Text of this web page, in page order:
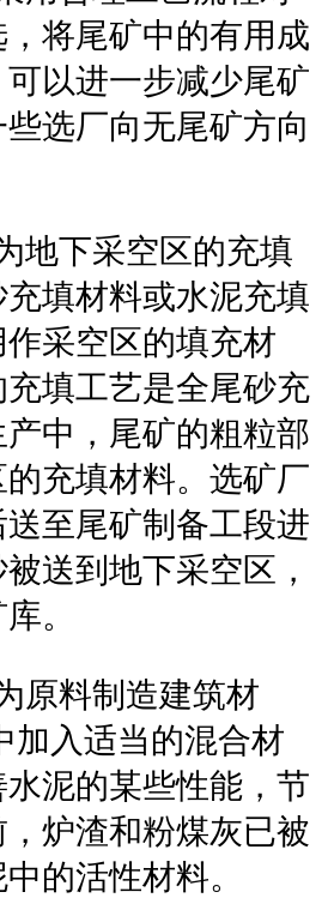
将尾矿中的有用成
以进一步减少尾矿
选厂向无尾矿方向
地下采空区的充填
填材料或水泥充填
采空区的填充材
填工艺是全尾砂充
中，尾矿的粗粒部
充填材料。选矿厂
至尾矿制备工段进
送到地下采空区，
。
原料制造建筑材
加入适当的混合材
泥的某些性能，节
炉渣和粉煤灰已被
的活性材料。